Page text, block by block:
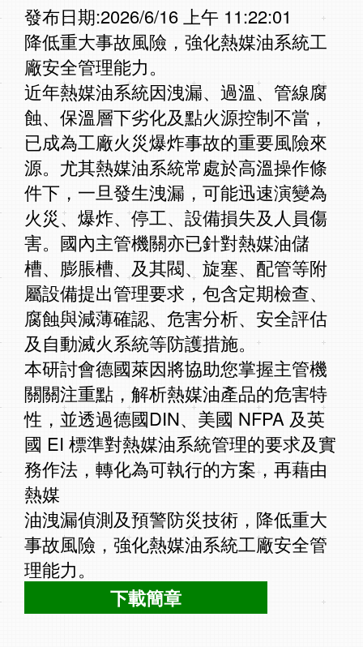
發布日期:2026/6/16 上午 11:22:01
降低重大事故風險，強化熱媒油系統工
廠安全管理能力。
近年熱媒油系統因洩漏、過溫、管線腐
蝕、保溫層下劣化及點火源控制不當，
已成為⼯廠火災爆炸事故的重要風險來
源。尤其熱媒油系統常處於⾼溫操作條
件下，⼀旦發⽣洩漏，可能迅速演變為
火災、爆炸、停⼯、設備損失及⼈員傷
害。國內主管機關亦已針對熱媒油儲
槽、膨脹槽、及其閥、旋塞、配管等附
屬設備提出管理要求，包含定期檢查、
腐蝕與減薄確認、危害分析、安全評估
及⾃動滅火系統等防護措施。
本研討會德國萊因將協助您掌握主管機
關關注重點，解析熱媒油產品的危害特
性，並透過德國DIN、美國 NFPA 及英
國 EI 標準對熱媒油系統管理的要求及實
務作法，轉化為可執⾏的⽅案，再藉由
熱媒
油洩漏偵測及預警防災技術，降低重⼤
事故風險，強化熱媒油系統⼯廠安全管
理能⼒。